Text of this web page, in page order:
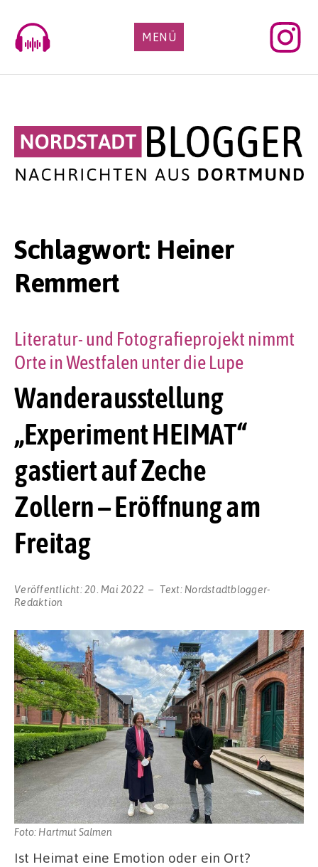
content
MENÜ
Schlagwort: Heiner
Remmert
Wanderausstellung
„Experiment HEIMAT“
gastiert auf Zeche
Zollern – Eröffnung am
Freitag
Literatur- und Fotografieprojekt nimmt
Orte in Westfalen unter die Lupe
Veröffentlicht:20. Mai 2022 Text: Nordstadtblogger-
Redaktion
Foto: Hartmut Salmen
Ist Heimat eine Emotion oder ein Ort?